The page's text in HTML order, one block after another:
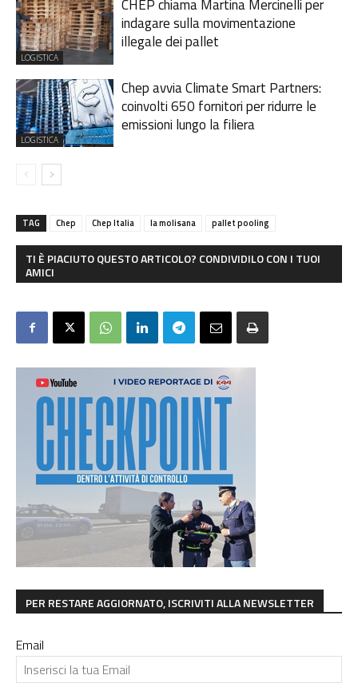
LOGISTICA
CHEP chiama Martina Mercinelli per
indagare sulla movimentazione
illegale dei pallet
LOGISTICA
Chep avvia Climate Smart Partners:
coinvolti 650 fornitori per ridurre le
emissioni lungo la filiera
TAG Chep Chep Italia la molisana pallet pooling
TI È PIACIUTO QUESTO ARTICOLO? CONDIVIDILO CON I TUOI
AMICI
PER RESTARE AGGIORNATO, ISCRIVITI ALLA NEWSLETTER
Email